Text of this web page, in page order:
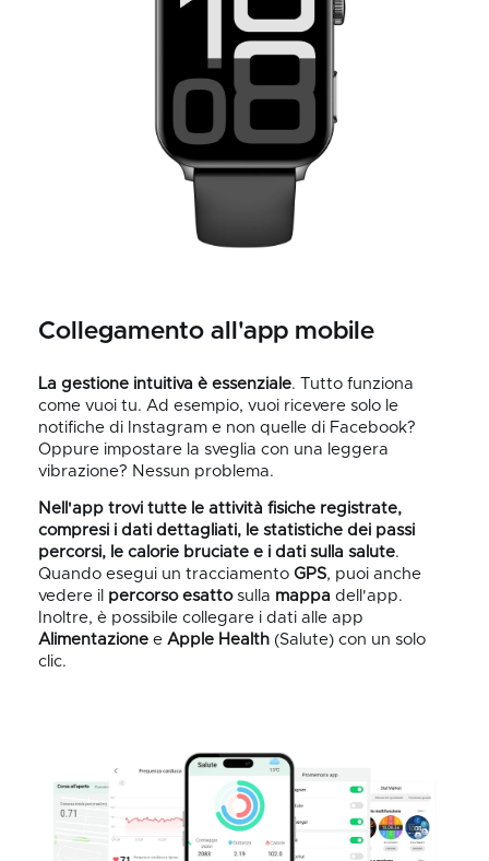
Collegamento all'app mobile
La gestione intuitiva è essenziale. Tutto funziona
come vuoi tu. Ad esempio, vuoi ricevere solo le
notifiche di Instagram e non quelle di Facebook?
Oppure impostare la sveglia con una leggera
vibrazione? Nessun problema.
Nell'app trovi tutte le attività fisiche registrate,
compresi i dati dettagliati, le statistiche dei passi
percorsi, le calorie bruciate e i dati sulla salute.
Quando esegui un tracciamento GPS, puoi anche
vedere il percorso esattosulla mappa dell'app.
Inoltre, è possibile collegare i dati alle app
Alimentazione e Apple Health (Salute) con un solo
clic.